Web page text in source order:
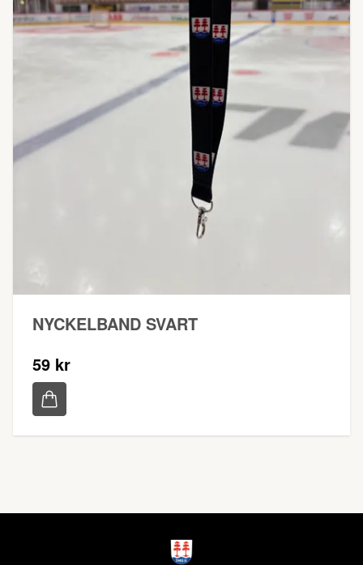
NYCKELBAND SVART
59 kr